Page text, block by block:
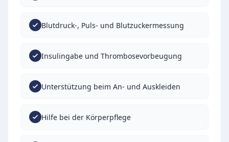
Blutdruck-, Puls- und Blutzuckermessung
Insulingabe und Thrombosevorbeugung
Unterstützung beim An- und Auskleiden
Hilfe bei der Körperpflege